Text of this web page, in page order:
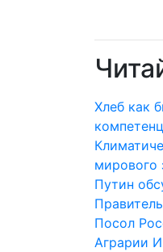
Хлеб как
мирового
Путин
Посол
Аграрии